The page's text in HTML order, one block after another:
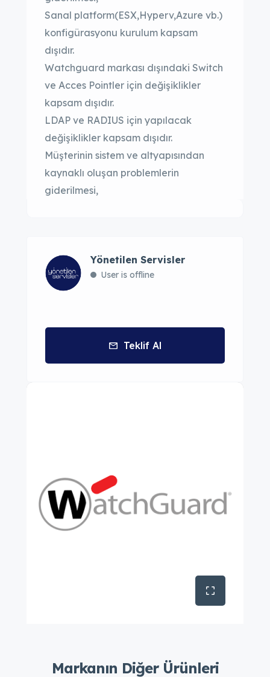
Sanal platform(ESX,Hyperv,Azure vb.)
konfigürasyonu kurulum kapsam
dışıdır.
Watchguard markası dışındaki Switch
ve Acces Pointler için değişiklikler
kapsam dışıdır.
LDAP ve RADIUS için yapılacak
değişiklikler kapsam dışıdır.
Müşterinin sistem ve altyapısından
kaynaklı oluşan problemlerin
giderilmesi,
Yönetilen Servisler
User is offline
Teklif Al
Markanın Diğer Ürünleri